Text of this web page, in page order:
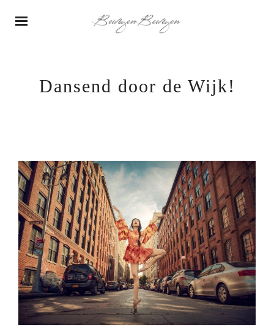
Dansend door de Wijk!